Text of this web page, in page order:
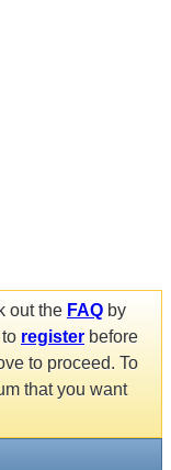
out the FAQ by
register before
to proceed. To
that you want